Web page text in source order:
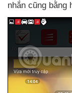
nhắn cũng bằng